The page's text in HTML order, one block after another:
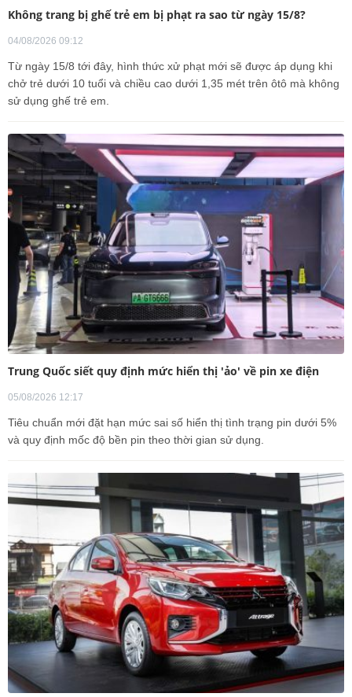
Không trang bị ghế trẻ em bị phạt ra sao từ ngày 15/8?
04/08/2026 09:12
Từ ngày 15/8 tới đây, hình thức xử phạt mới sẽ được áp dụng khi
chở trẻ dưới 10 tuổi và chiều cao dưới 1,35 mét trên ôtô mà không
sử dụng ghế trẻ em.
Trung Quốc siết quy định mức hiển thị 'ảo' về pin xe điện
05/08/2026 12:17
Tiêu chuẩn mới đặt hạn mức sai số hiển thị tình trạng pin dưới 5%
và quy định mốc độ bền pin theo thời gian sử dụng.